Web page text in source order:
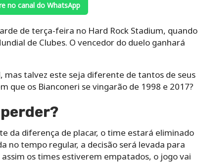
no canal do WhatsApp
de terça-feira no Hard Rock Stadium, quando
de Clubes. O vencedor do duelo ganhará
talvez este seja diferente de tantos de seus
que os Bianconeri se vingarão de 1998 e 2017?
da diferença de placar, o time estará eliminado
no tempo regular, a decisão será levada para
os times estiverem empatados, o jogo vai